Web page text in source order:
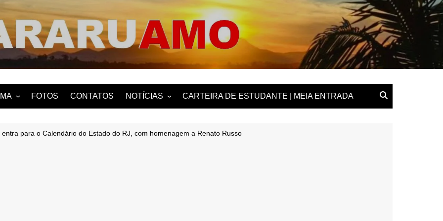
ARARUAMO
FOTOS CONTATOS NOTÍCIAS CARTEIRA DE ESTUDANTE | MEIA ENTRADA
entra para o Calendário do Estado do RJ, com homenagem a Renato Russo